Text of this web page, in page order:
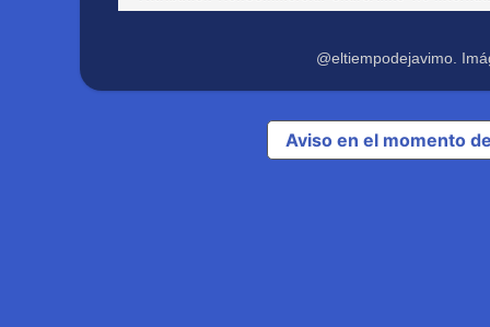
@eltiempodejavimo.
Aviso en el momento